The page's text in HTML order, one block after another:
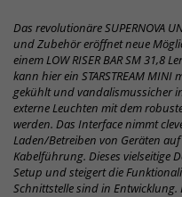
Das revolutionäre SUPERNOVA
und Zubehör eröffnet neue
einem LOW RISER BAR SM 31,8
kann hier ein STARSTREAM
gekühlt und vandalismussicher
externe Leuchten mit dem
werden. Das Interface nimmt
Laden/Betreiben von Geräten
Kabelführung. Dieses vielseitige
Setup und steigert die
Schnittstelle sind in